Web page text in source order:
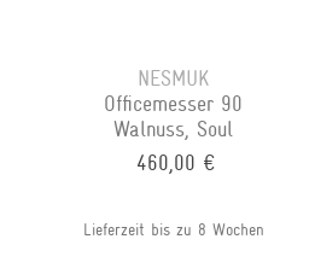
NESMUK
Officemesser 90
Walnuss, Soul
460,00 €
Lieferzeit bis zu 8 Wochen